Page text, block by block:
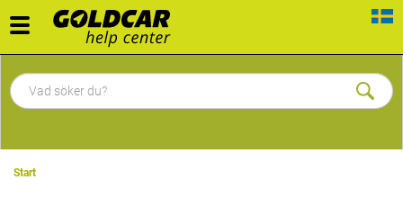
Toggle
navigation
Start